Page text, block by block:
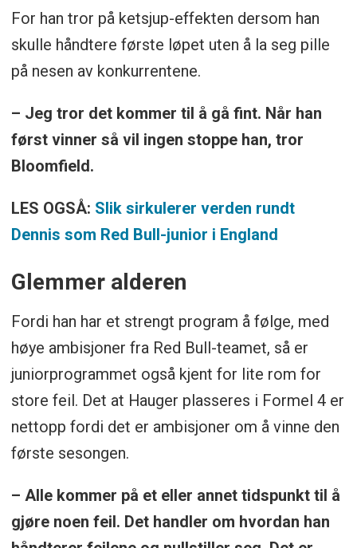
For han tror på ketsjup-effekten dersom han
skulle håndtere første løpet uten å la seg pille
på nesen av konkurrentene.
– Jeg tror det kommer til å gå fint. Når han
først vinner så vil ingen stoppe han, tror
Bloomfield.
LES OGSÅ: Slik sirkulerer verden rundt
Dennis som Red Bull-junior i England
Glemmer alderen
Fordi han har et strengt program å følge, med
høye ambisjoner fra Red Bull-teamet, så er
juniorprogrammet også kjent for lite rom for
store feil. Det at Hauger plasseres i Formel 4 er
nettopp fordi det er ambisjoner om å vinne den
første sesongen.
– Alle kommer på et eller annet tidspunkt til å
gjøre noen feil. Det handler om hvordan han